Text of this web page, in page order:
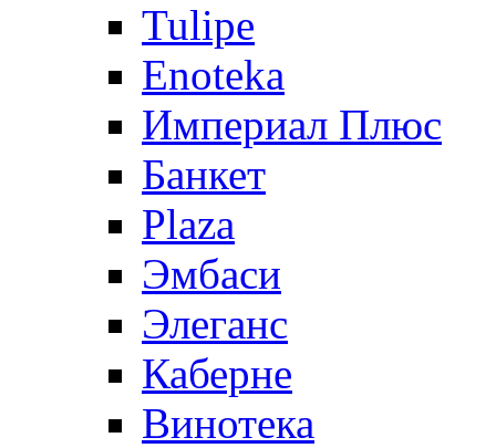
Tulipe
Enoteka
Империал Плюс
Банкет
Plaza
Эмбаси
Элеганс
Каберне
Винотека